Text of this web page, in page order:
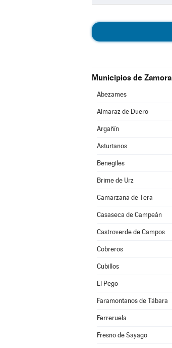
Municipios de Zamora
Abezames
Almaraz de Duero
Argañín
Asturianos
Benegiles
Brime de Urz
Camarzana de Tera
Casaseca de Campeán
Castroverde de Campos
Cobreros
Cubillos
El Pego
Faramontanos de Tábara
Ferreruela
Fresno de Sayago